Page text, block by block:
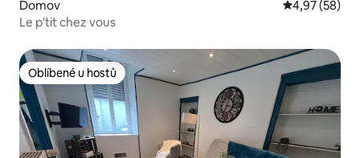
Domov Průměrné
4,97 (58)
Le p'tit chez vous
Oblíbené u hostů
Oblíbené u hostů